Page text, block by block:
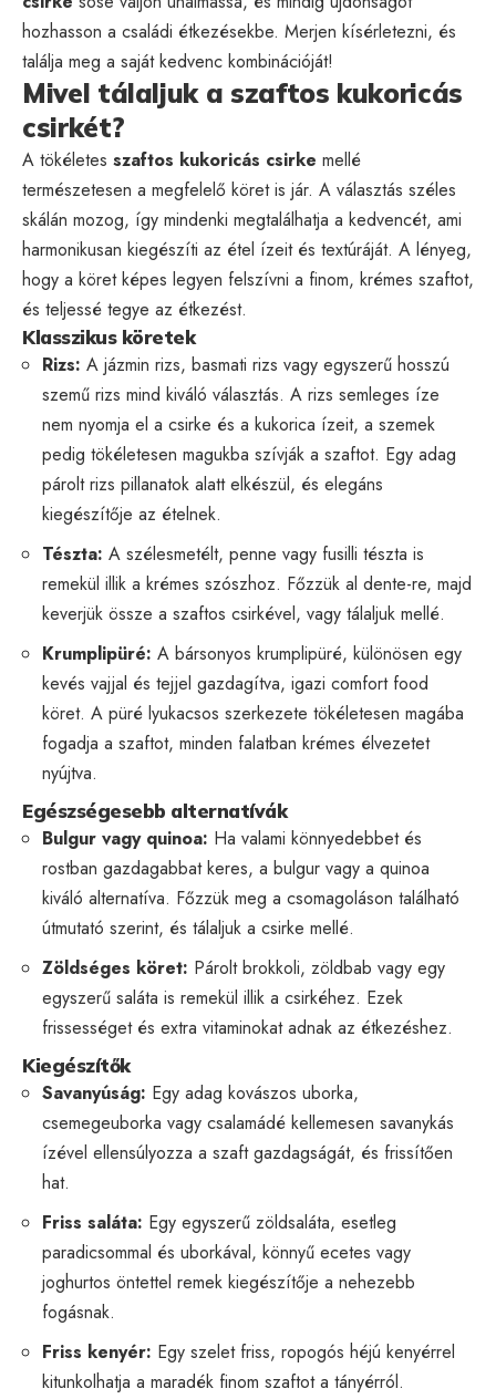
hozhasson a családi étkezésekbe. Merjen kísérletezni, és
találja meg a saját kedvenc kombinációját!
Mivel tálaljuk a szaftos kukoricás
csirkét?
A tökéletes szaftos kukoricás csirke mellé
természetesen a megfelelő köret is jár. A választás széles
skálán mozog, így mindenki megtalálhatja a kedvencét, ami
harmonikusan kiegészíti az étel ízeit és textúráját. A lényeg,
hogy a köret képes legyen felszívni a finom, krémes szaftot,
és teljessé tegye az étkezést.
Klasszikus köretek
Rizs: A jázmin rizs, basmati rizs vagy egyszerű hosszú
szemű rizs mind kiváló választás. A rizs semleges íze
nem nyomja el a csirke és a kukorica ízeit, a szemek
pedig tökéletesen magukba szívják a szaftot. Egy adag
párolt rizs pillanatok alatt elkészül, és elegáns
kiegészítője az ételnek.
Tészta: A szélesmetélt, penne vagy fusilli tészta is
remekül illik a krémes szószhoz. Főzzük al dente-re, majd
keverjük össze a szaftos csirkével, vagy tálaljuk mellé.
Krumplipüré: A bársonyos krumplipüré, különösen egy
kevés vajjal és tejjel gazdagítva, igazi comfort food
köret. A püré lyukacsos szerkezete tökéletesen magába
fogadja a szaftot, minden falatban krémes élvezetet
nyújtva.
Egészségesebb alternatívák
Bulgur vagy quinoa: Ha valami könnyedebbet és
rostban gazdagabbat keres, a bulgur vagy a quinoa
kiváló alternatíva. Főzzük meg a csomagoláson található
útmutató szerint, és tálaljuk a csirke mellé.
Zöldséges köret: Párolt brokkoli, zöldbab vagy egy
egyszerű saláta is remekül illik a csirkéhez. Ezek
frissességet és extra vitaminokat adnak az étkezéshez.
Kiegészítők
Savanyúság: Egy adag kovászos uborka,
csemegeuborka vagy csalamádé kellemesen savanykás
ízével ellensúlyozza a szaft gazdagságát, és frissítően
hat.
Friss saláta: Egy egyszerű zöldsaláta, esetleg
paradicsommal és uborkával, könnyű ecetes vagy
joghurtos öntettel remek kiegészítője a nehezebb
fogásnak.
Friss kenyér: Egy szelet friss, ropogós héjú kenyérrel
kitunkolhatja a maradék finom szaftot a tányérról.